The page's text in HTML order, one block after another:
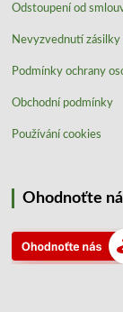
Odstoupení od
Nevyzvednutí zásilky
Podmínky ochrany
Obchodní podmínky
Používání cookies
Ohodnoťte